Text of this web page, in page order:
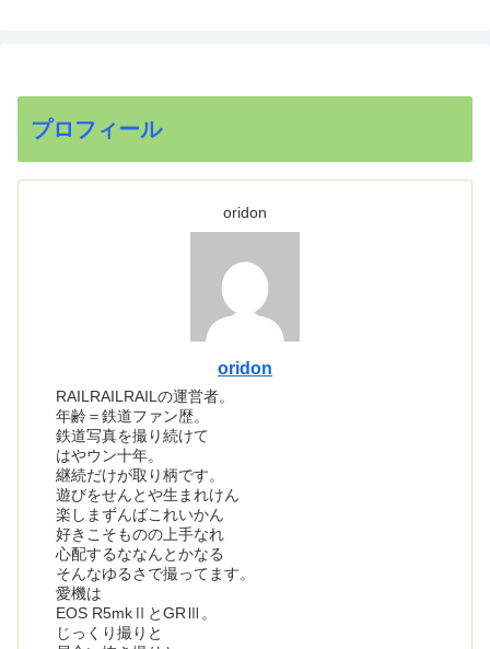
プロフィール
oridon
oridon
RAILRAILRAILの運営者。
年齢＝鉄道ファン歴。
鉄道写真を撮り続けて
はやウン十年。
継続だけが取り柄です。
遊びをせんとや生まれけん
楽しまずんばこれいかん
好きこそものの上手なれ
心配するななんとかなる
そんなゆるさで撮ってます。
愛機は
EOS R5mkⅡとGRⅢ。
じっくり撮りと